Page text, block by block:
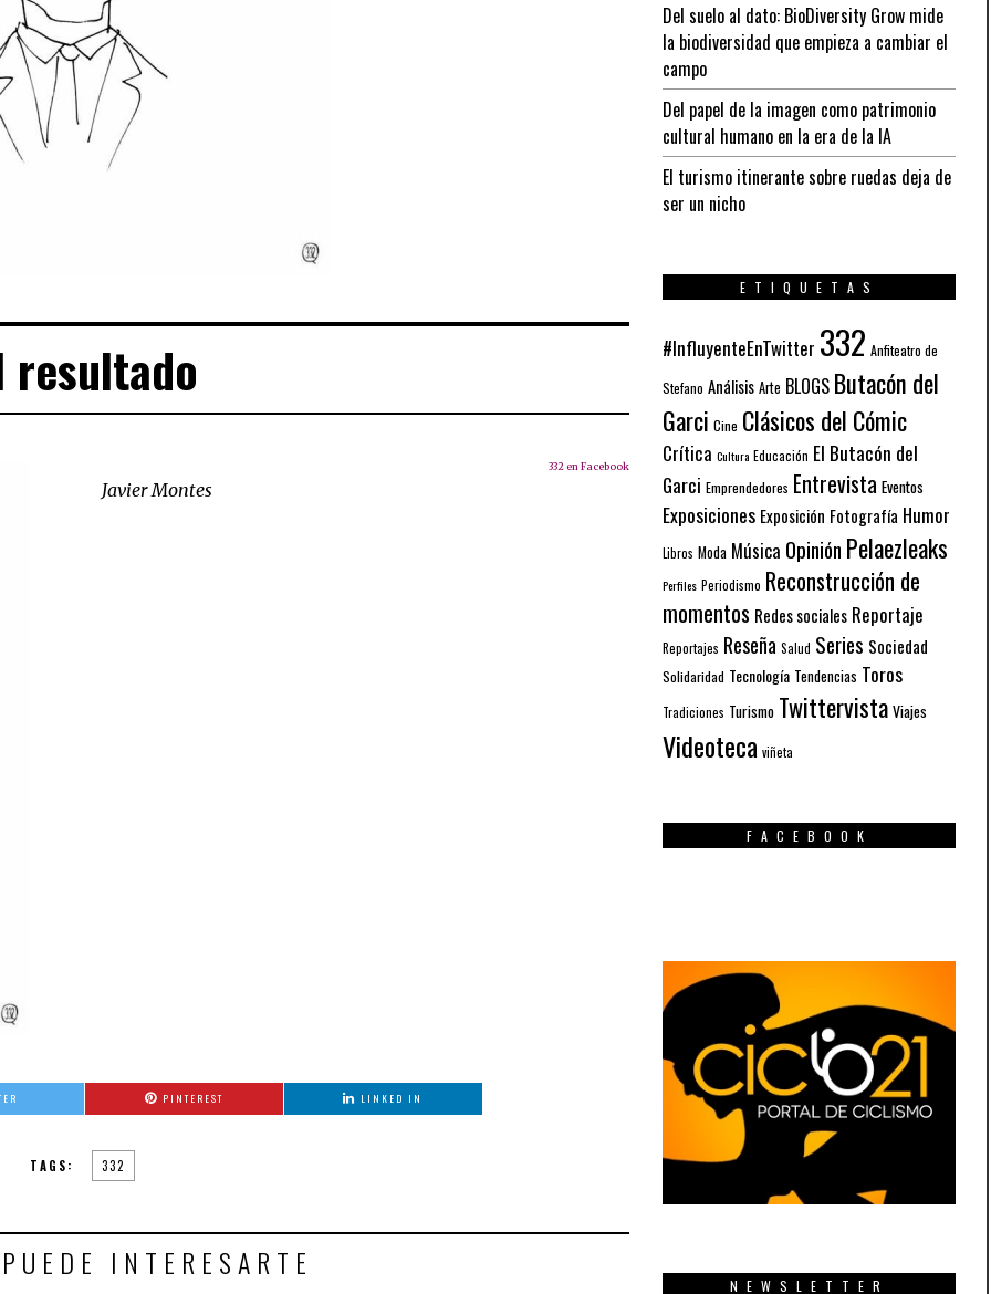
resultado
332 en Facebook
Javier Montes
PINTEREST LINKED IN
TAGS: 332
INTERESARTE
Del suelo al dato: BioDiversity Grow mide
la biodiversidad que empieza a cambiar el
campo
Del papel de la imagen como patrimonio
cultural humano en la era de la IA
El turismo itinerante sobre ruedas deja de
ser un nicho
ETIQUETAS
#InfluyenteEnTwitter 332 Anfiteatro de
Stefano Análisis Arte BLOGS Butacón del
Garci Cine Clásicos del Cómic
Crítica Cultura Educación El Butacón del
Garci Emprendedores Entrevista Eventos
Exposiciones Exposición Fotografía Humor
Libros Moda Música Opinión Pelaezleaks
Perfiles Periodismo Reconstrucción de
momentos Redes sociales Reportaje
Reportajes Reseña Salud Series Sociedad
Solidaridad Tecnología Tendencias Toros
Tradiciones Turismo Twittervista Viajes
Videoteca viñeta
FACEBOOK
NEWSLETTER